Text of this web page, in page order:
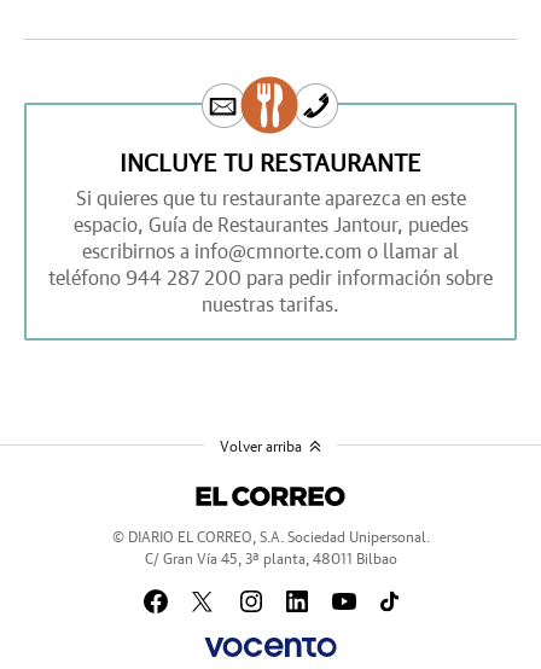
INCLUYE TU RESTAURANTE
Si quieres que tu restaurante aparezca en este
espacio, Guía de Restaurantes Jantour, puedes
escribirnos a info@cmnorte.com o llamar al
teléfono 944 287 200 para pedir información sobre
nuestras tarifas.
© DIARIO EL CORREO, S.A. Sociedad Unipersonal.
C/ Gran Vía 45, 3ª planta, 48011 Bilbao
Volver arriba